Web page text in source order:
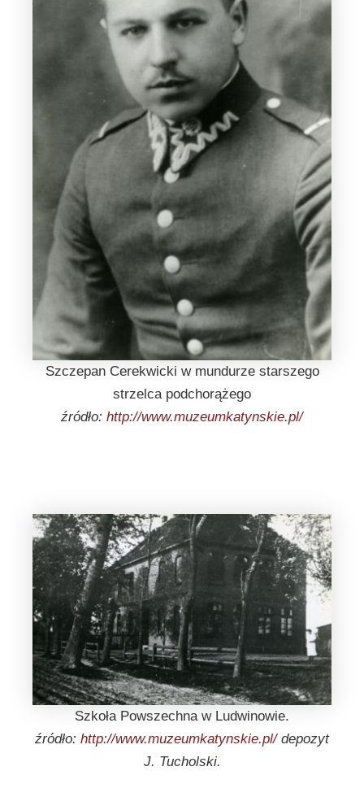
Szczepan Cerekwicki w mundurze starszego
strzelca podchorążego
źródło: http://www.muzeumkatynskie.pl/
Szkoła Powszechna w Ludwinowie.
źródło: http://www.muzeumkatynskie.pl/depozyt
J. Tucholski.